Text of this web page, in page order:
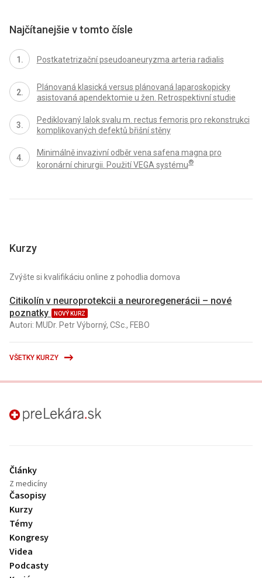
Najčítanejšie v tomto čísle
Postkatetrizační pseudoaneuryzma arteria radialis
Plánovaná klasická versus plánovaná laparoskopicky
asistovaná apendektomie u žen. Retrospektivní studie
Pediklovaný lalok svalu m. rectus femoris pro rekonstrukci
komplikovaných defektů břišní stěny
Minimálně invazivní odběr vena safena magna pro
koronární chirurgii. Použití VEGA systému®
Kurzy
Zvýšte si kvalifikáciu online z pohodlia domova
Citikolín v neuroprotekcii a neuroregenerácii – nové
poznatky
NOVÝ KURZ
Autori: MUDr. Petr Výborný, CSc., FEBO
VŠETKY KURZY
preLekára.sk
Články
Z medicíny
Časopisy
Kurzy
Témy
Kongresy
Videa
Podcasty